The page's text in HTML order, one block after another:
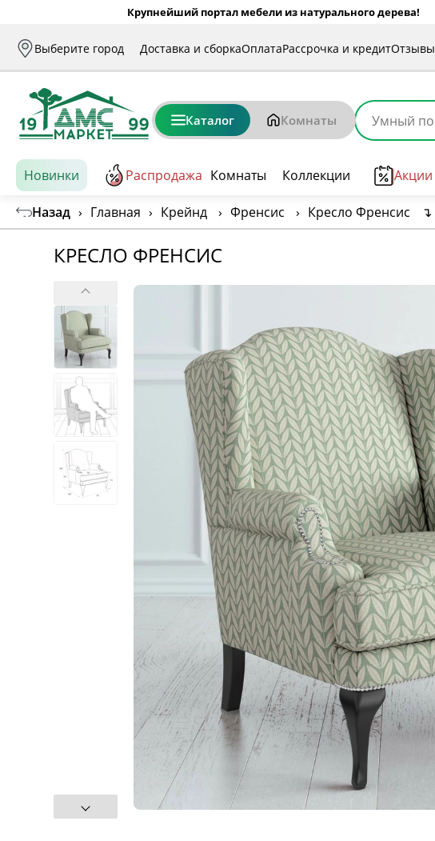
Крупнейший портал мебели из натурального дерева!
Выберите город Доставка и сборкаОплатаРассрочка и кредитОтзывы
Каталог Комнаты
Новинки Распродажа Комнаты Коллекции Акции
Назад › Главная › Крейнд › Френсис › Кресло Френсис ↴
КРЕСЛО ФРЕНСИС